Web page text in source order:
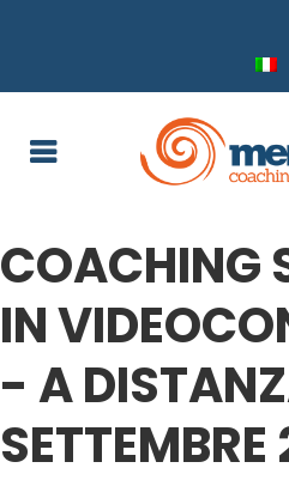
COACHING
IN
- A